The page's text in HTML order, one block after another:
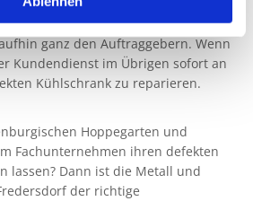
die Instandsetzung erstellen. Die
lohnt, den Kühlschrank reparieren
ganz den Auftraggebern. Wenn
Kundendienst im Übrigen sofort an
Kühlschrank zu reparieren.
Hoppegarten und
Fachunternehmen ihren defekten
lassen? Dann ist die Metall und
der richtige